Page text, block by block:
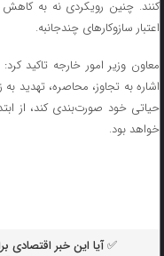
کنند. چنین رویکردی نه به
اعتبار سازوکارهای چندجانبه.
معاون وزیر امور خارجه تاکید
اشاره به تجاوز، محاصره، تهدید
حیاتی خود صورت‌بندی کند، از
خواهد بود.
✅ آیا این خبر اقتصادی